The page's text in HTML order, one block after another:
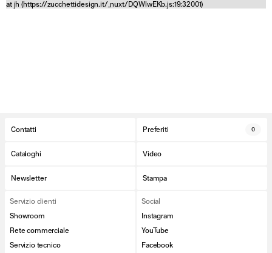
at jh (https://zucchettidesign.it/_nuxt/DQWlwEKb.js:19:32001)
Contatti Preferiti 0
Cataloghi Video
Newsletter Stampa
Servizio clienti
Showroom
Rete commerciale
Servizio tecnico
Social
Instagram
YouTube
Facebook